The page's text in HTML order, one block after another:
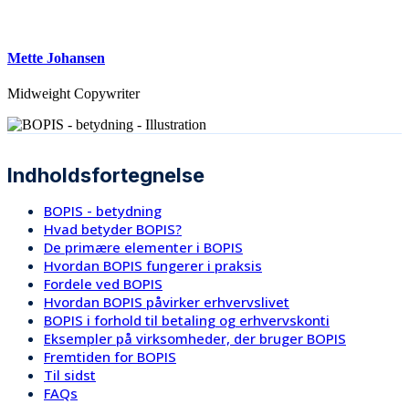
Mette Johansen
Midweight Copywriter
Indholdsfortegnelse
BOPIS - betydning
Hvad betyder BOPIS?
De primære elementer i BOPIS
Hvordan BOPIS fungerer i praksis
Fordele ved BOPIS
Hvordan BOPIS påvirker erhvervslivet
BOPIS i forhold til betaling og erhvervskonti
Eksempler på virksomheder, der bruger BOPIS
Fremtiden for BOPIS
Til sidst
FAQs